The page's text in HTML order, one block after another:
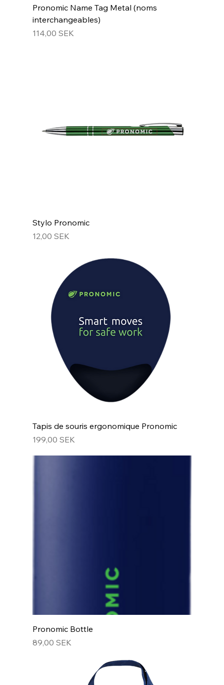
Pronomic Name Tag Metal (noms
interchangeables)
Prix
114,00 SEK
Stylo Pronomic
Prix
12,00 SEK
Tapis de souris ergonomique Pronomic
Prix
199,00 SEK
Pronomic Bottle
Prix
89,00 SEK